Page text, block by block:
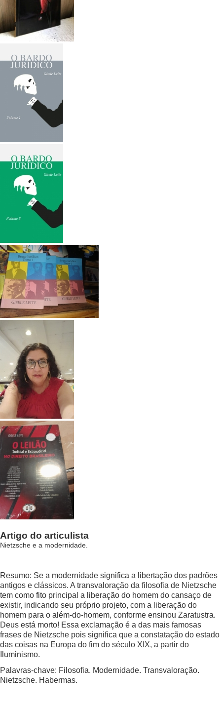
Artigo do articulista
Nietzsche e a modernidade.
Resumo: Se a modernidade significa a libertação dos padrões
antigos e clássicos. A transvaloração da filosofia de Nietzsche
tem como fito principal a liberação do homem do cansaço de
existir, indicando seu próprio projeto, com a liberação do
homem para o além-do-homem, conforme ensinou Zaratustra.
Deus está morto! Essa exclamação é a das mais famosas
frases de Nietzsche pois significa que a constatação do estado
das coisas na Europa do fim do século XIX, a partir do
Iluminismo.
Palavras-chave: Filosofia. Modernidade. Transvaloração.
Nietzsche. Habermas.